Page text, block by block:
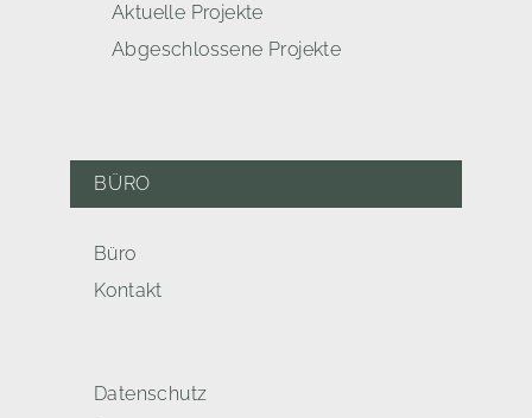
Aktuelle Projekte
Abgeschlossene Projekte
BÜRO
Büro
Kontakt
Datenschutz